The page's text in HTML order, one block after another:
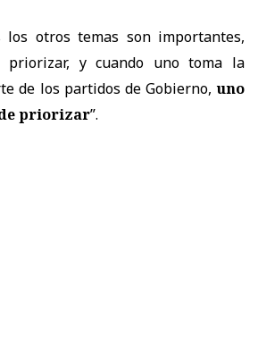
los otros temas son importantes,
priorizar, y cuando uno toma la
de los partidos de Gobierno, uno
priorizar”.